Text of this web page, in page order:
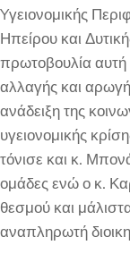
Yγειονομικής
Ηπείρου και
πρωτοβουλία
αλλαγής και
ανάδειξη της
υγειονομικής
τόνισε και κ.
ομάδες ενώ ο κ.
θεσμού και
αναπληρωτή